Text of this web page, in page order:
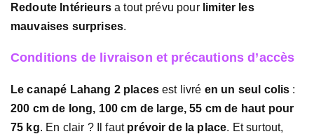
Redoute Intérieursa tout prévu pour limiter les
mauvaises surprises.
Conditions de livraison et précautions d’accès
Le canapé Lahang 2 places est livré en un seul colis :
200 cm de long, 100 cm de large, 55 cm de haut pour
75 kg. En clair ? Il faut prévoir de la place. Et surtout,